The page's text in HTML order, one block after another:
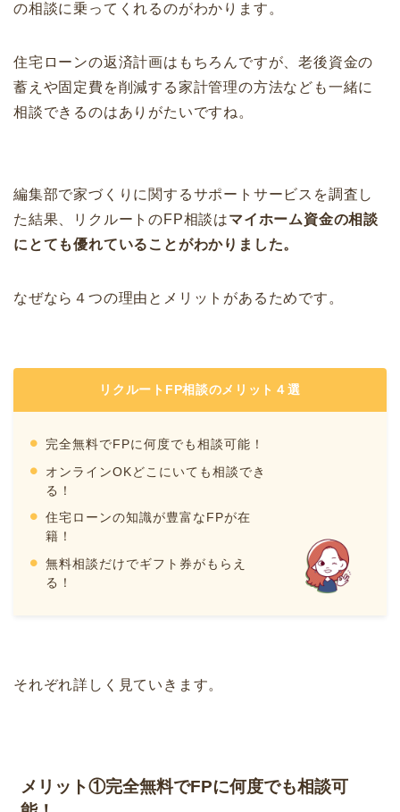
の相談に乗ってくれるのがわかります。
住宅ローンの返済計画はもちろんですが、老後資金の
蓄えや固定費を削減する家計管理の方法なども一緒に
相談できるのはありがたいですね。
編集部で家づくりに関するサポートサービスを調査し
た結果、リクルートのFP相談はマイホーム資金の相談
にとても優れていることがわかりました。
なぜなら４つの理由とメリットがあるためです。
リクルートFP相談のメリット４選
完全無料でFPに何度でも相談可能！
オンラインOKどこにいても相談でき
る！
住宅ローンの知識が豊富なFPが在
籍！
無料相談だけでギフト券がもらえ
る！
それぞれ詳しく見ていきます。
メリット①完全無料でFPに何度でも相談可